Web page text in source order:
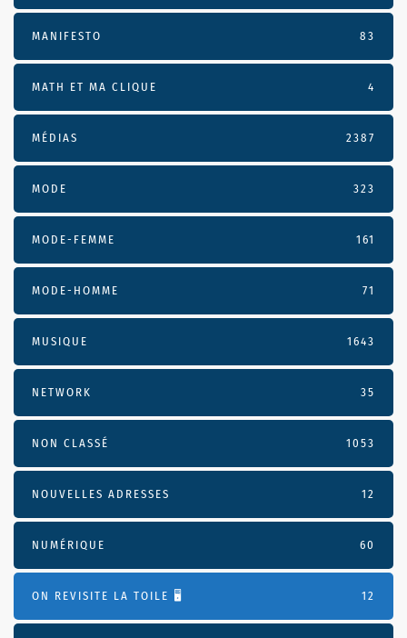
MANIFESTO 83
MATH ET MA CLIQUE 4
MÉDIAS 2387
MODE 323
MODE-FEMME 161
MODE-HOMME 71
MUSIQUE 1643
NETWORK 35
NON CLASSÉ 1053
NOUVELLES ADRESSES 12
NUMÉRIQUE 60
ON REVISITE LA TOILE 🖥️ 12